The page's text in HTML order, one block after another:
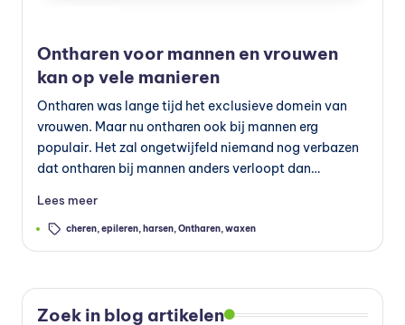
d
in
g
v
o
e
d
in
g
s
Ontharen voor mannen en vrouwen
kan op vele manieren
Ontharen was lange tijd het exclusieve domein van
vrouwen. Maar nu ontharen ook bij mannen erg
populair. Het zal ongetwijfeld niemand nog verbazen
dat ontharen bij mannen anders verloopt dan…
Lees meer
Tags: cheren,epileren, harsen,Ontharen,waxen
Zoek in blog artikelen